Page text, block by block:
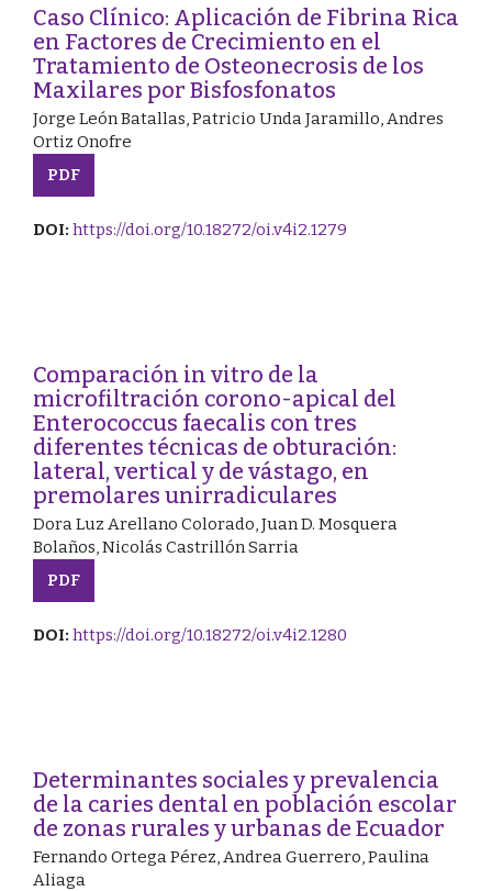
Caso Clínico: Aplicación de Fibrina Rica
en Factores de Crecimiento en el
Tratamiento de Osteonecrosis de los
Maxilares por Bisfosfonatos
Jorge León Batallas, Patricio Unda Jaramillo, Andres
Ortiz Onofre
PDF
DOI: https://doi.org/10.18272/oi.v4i2.1279
Comparación in vitro de la
microfiltración corono-apical del
Enterococcus faecalis con tres
diferentes técnicas de obturación:
lateral, vertical y de vástago, en
premolares unirradiculares
Dora Luz Arellano Colorado, Juan D. Mosquera
Bolaños, Nicolás Castrillón Sarria
PDF
DOI: https://doi.org/10.18272/oi.v4i2.1280
Determinantes sociales y prevalencia
de la caries dental en población escolar
de zonas rurales y urbanas de Ecuador
Fernando Ortega Pérez, Andrea Guerrero, Paulina
Aliaga